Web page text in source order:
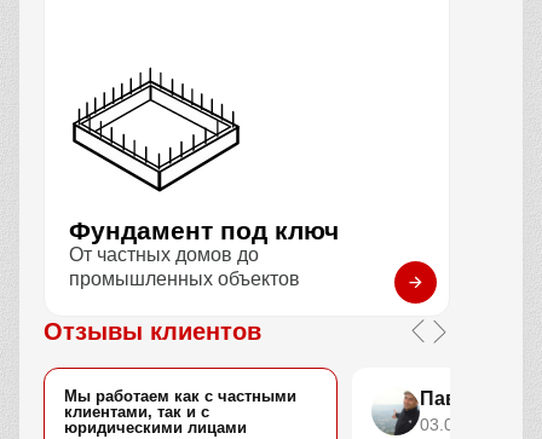
Фундамент под ключ
От частных домов до
промышленных объектов
Отзывы клиентов
Мы работаем как с частными
клиентами, так и с
юридическими лицами
Павел
03.02.2026